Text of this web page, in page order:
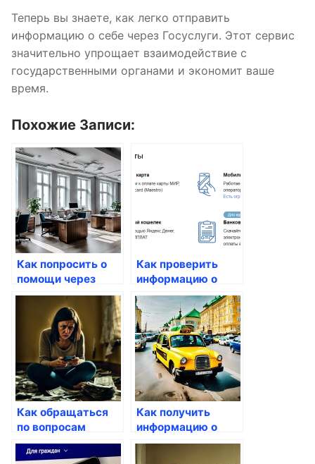
Теперь вы знаете, как легко отправить
информацию о себе через Госуслуги. Этот сервис
значительно упрощает взаимодействие с
государственными органами и экономит ваше
время.
Похожие Записи:
Как попросить о
помощи через
Госуслуги
Как проверить
информацию о
своих налогах
через Госуслуги
Как обращаться
по вопросам
справок через
Госуслуги
Как получить
информацию о
секретных данных
через госуслуги